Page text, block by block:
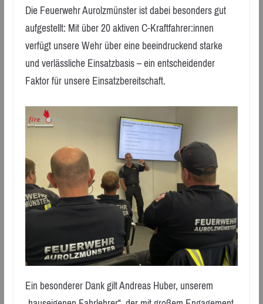
Die Feuerwehr Aurolzmünster ist dabei besonders gut
aufgestellt: Mit über 20 aktiven C-Kraftfahrer:innen
verfügt unsere Wehr über eine beeindruckend starke
und verlässliche Einsatzbasis – ein entscheidender
Faktor für unsere Einsatzbereitschaft.
Ein besonderer Dank gilt Andreas Huber, unserem